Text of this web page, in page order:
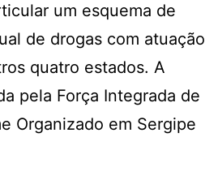
um esquema de
de drogas com atuação
quatro estados. A
pela Força Integrada de
Organizado em Sergipe